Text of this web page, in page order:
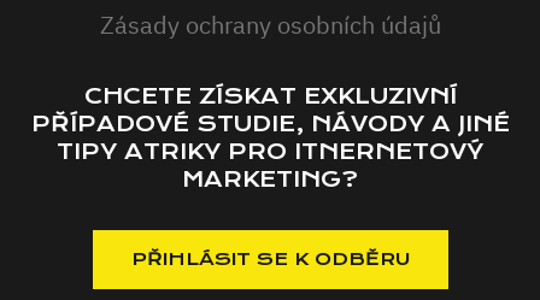
Zásady ochrany osobních údajů
CHCETE ZÍSKAT EXKLUZIVNÍ
PŘÍPADOVÉ STUDIE, NÁVODY A JINÉ
TIPY ATRIKY PRO ITNERNETOVÝ
MARKETING?